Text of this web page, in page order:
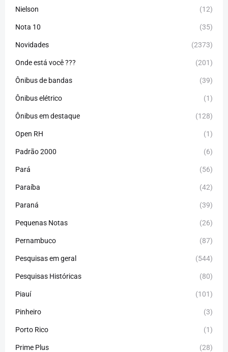
Nielson (12)
Nota 10 (35)
Novidades (2373)
Onde está você ??? (201)
Ônibus de bandas (39)
Ônibus elétrico (1)
Ônibus em destaque (128)
Open RH (1)
Padrão 2000 (6)
Pará (56)
Paraíba (42)
Paraná (39)
Pequenas Notas (26)
Pernambuco (87)
Pesquisas em geral (544)
Pesquisas Históricas (80)
Piauí (101)
Pinheiro (3)
Porto Rico (1)
Prime Plus (28)